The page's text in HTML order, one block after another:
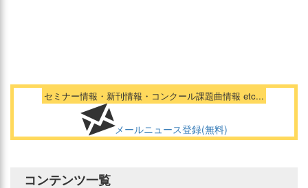
セミナー情報・新刊情報・コンクール課題曲情報 etc...
メールニュース登録(無料)
コンテンツ一覧